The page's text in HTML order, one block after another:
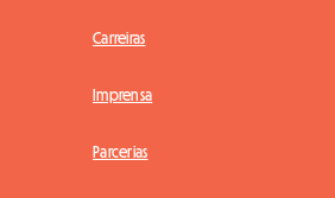
Carreiras
Imprensa
Parcerias